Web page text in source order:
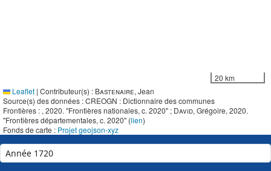
20 km
Leaflet | Contributeur(s) : Bastenaire, Jean
Source(s) des données : CREOGN : Dictionnaire des communes
Frontières : , 2020. "Frontières nationales, c. 2020" ; David, Grégoire, 2020.
"Frontières départementales, c. 2020" (lien)
Fonds de carte : Projet geojson-xyz